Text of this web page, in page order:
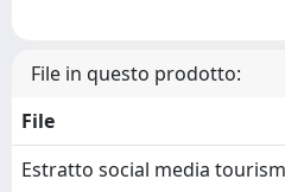
File in questo prodotto:
File
Estratto social media